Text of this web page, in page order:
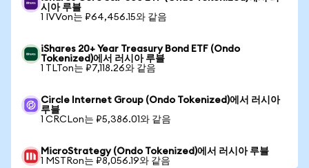
시아 루블
1 IVVon는 ₽64,456.15와 같음
iShares 20+ Year Treasury Bond ETF (Ondo
Tokenized)에서 러시아 루블
1 TLTon는 ₽7,118.26와 같음
Circle Internet Group (Ondo Tokenized)에서 러시아
루블
1 CRCLon는 ₽5,386.01와 같음
MicroStrategy (Ondo Tokenized)에서 러시아 루블
1 MSTRon는 ₽8,056.19와 같음